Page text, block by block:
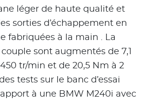
léger de haute qualité et
sorties d’échappement en
fabriquées à la main . La
sont augmentés de 7,1
tr/min et de 20,5 Nm à 2
tests sur le banc d’essai
à une BMW M240i avec